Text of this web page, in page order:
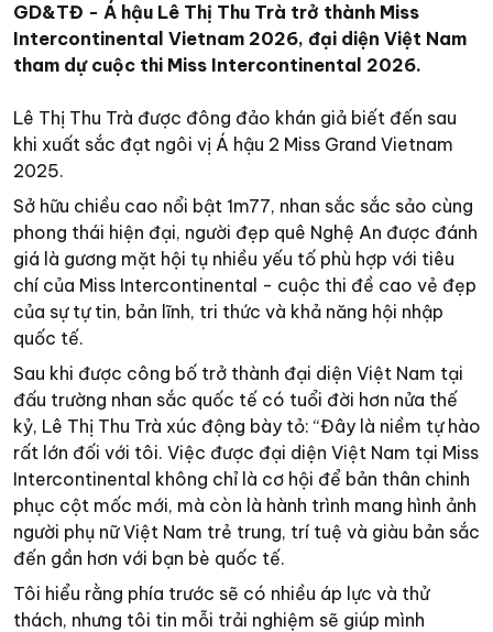
GD&TĐ - Á hậu Lê Thị Thu Trà trở thành Miss
Intercontinental Vietnam 2026, đại diện Việt Nam
tham dự cuộc thi Miss Intercontinental 2026.
Lê Thị Thu Trà được đông đảo khán giả biết đến sau
khi xuất sắc đạt ngôi vị Á hậu 2 Miss Grand Vietnam
2025.
Sở hữu chiều cao nổi bật 1m77, nhan sắc sắc sảo cùng
phong thái hiện đại, người đẹp quê Nghệ An được đánh
giá là gương mặt hội tụ nhiều yếu tố phù hợp với tiêu
chí của Miss Intercontinental - cuộc thi đề cao vẻ đẹp
của sự tự tin, bản lĩnh, tri thức và khả năng hội nhập
quốc tế.
Sau khi được công bố trở thành đại diện Việt Nam tại
đấu trường nhan sắc quốc tế có tuổi đời hơn nửa thế
kỷ, Lê Thị Thu Trà xúc động bày tỏ: “Đây là niềm tự hào
rất lớn đối với tôi. Việc được đại diện Việt Nam tại Miss
Intercontinental không chỉ là cơ hội để bản thân chinh
phục cột mốc mới, mà còn là hành trình mang hình ảnh
người phụ nữ Việt Nam trẻ trung, trí tuệ và giàu bản sắc
đến gần hơn với bạn bè quốc tế.
Tôi hiểu rằng phía trước sẽ có nhiều áp lực và thử
thách, nhưng tôi tin mỗi trải nghiệm sẽ giúp mình